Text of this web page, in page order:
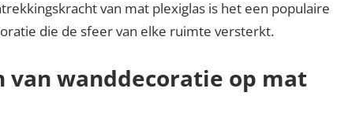
van mat plexiglas is het een populaire
die de sfeer van elke ruimte versterkt.
van wanddecoratie op mat